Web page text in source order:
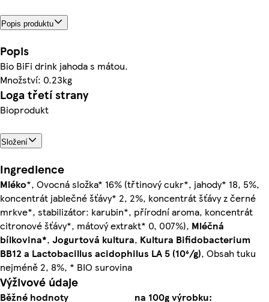
Popis produktu
Popis
Bio BiFi drink jahoda s mátou.
Množství: 0.23kg
Loga třetí strany
Bioprodukt
Složení
Ingredience
Mléko*, Ovocná složka* 16% (třtinový cukr*, jahody* 18, 5%,
koncentrát jablečné šťávy* 2, 2%, koncentrát šťávy z černé
mrkve*, stabilizátor: karubin*, přírodní aroma, koncentrát
citronové šťávy*, mátový extrakt* 0, 007%), Mléčná
bílkovina*, Jogurtová kultura, Kultura Bifidobacterium
BB12 a Lactobacillus acidophilus LA 5 (10⁶/g), Obsah tuku
nejméně 2, 8%, * BIO surovina
Výživové údaje
Běžné hodnoty
na 100g výrobku: